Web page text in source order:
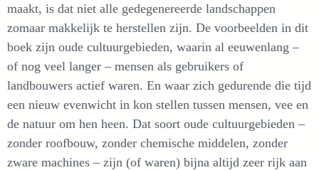
maakt, is dat niet alle gedegenereerde landschappen
zomaar makkelijk te herstellen zijn. De voorbeelden in dit
boek zijn oude cultuurgebieden, waarin al eeuwenlang –
of nog veel langer – mensen als gebruikers of
landbouwers actief waren. En waar zich gedurende die tijd
een nieuw evenwicht in kon stellen tussen mensen, vee en
de natuur om hen heen. Dat soort oude cultuurgebieden –
zonder roofbouw, zonder chemische middelen, zonder
zware machines – zijn (of waren) bijna altijd zeer rijk aan